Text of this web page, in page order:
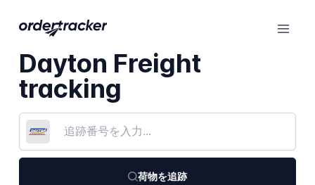
Dayton Freight
tracking
荷物を追跡